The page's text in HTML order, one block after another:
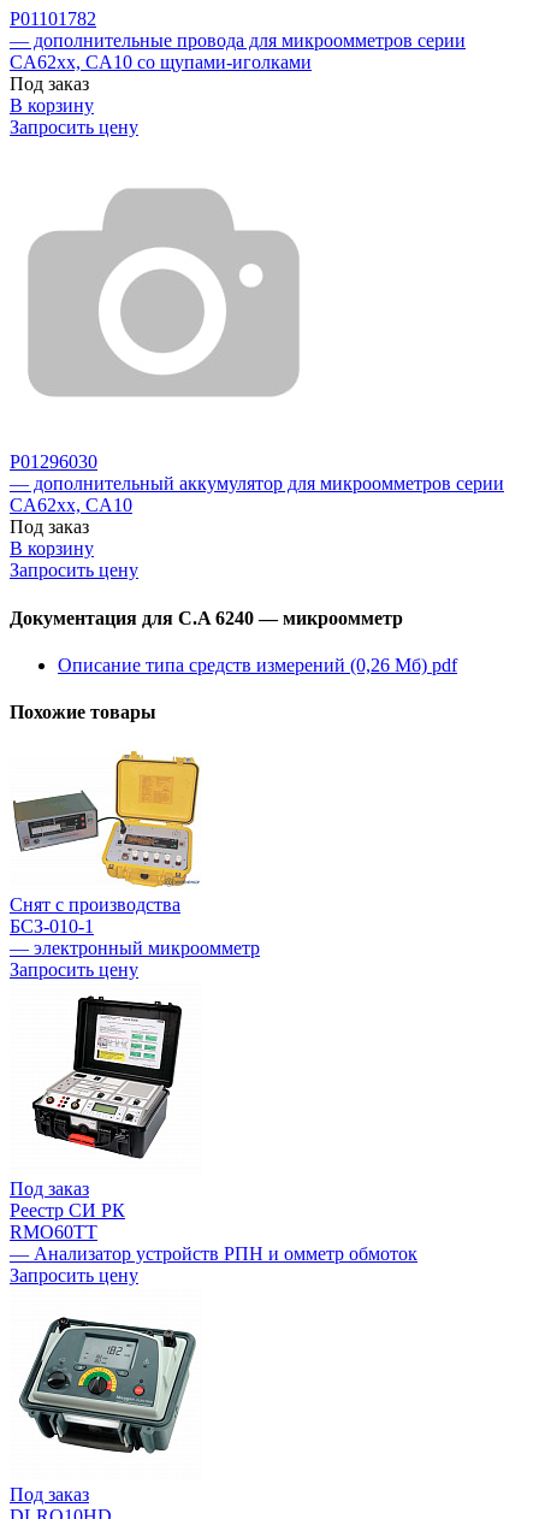
P01101782
— дополнительные провода для микроомметров серии
CA62xx, CA10 со щупами-иголками
Под заказ
В корзину
Запросить цену
P01296030
— дополнительный аккумулятор для микроомметров серии
CA62xx, CA10
Под заказ
В корзину
Запросить цену
Документация для C.A 6240 — микроомметр
Описание типа средств измерений (0,26 Мб) pdf
Похожие товары
Снят с производства
БСЗ-010-1
— электронный микроомметр
Запросить цену
Под заказ
Реестр СИ РК
RMO60TT
— Анализатор устройств РПН и омметр обмоток
Запросить цену
Под заказ